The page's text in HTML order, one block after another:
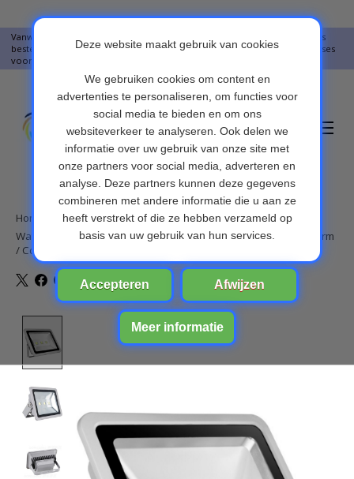
Vanwege vakantie worden er op moment geen pakketjes verstuurd. Alles
bestellingen vanaf 09-07-2026 word op 10-08-2026 verzonden. Onze excuses
voor het ongemak. Bedankt voor u begrip.
Verlanglijst
Home
Waterdichte IP65 150 W Led-schijnwerper LED Schijnwerper Warm
/ Cool White Buiten Verlichting Lamp reflector lichten
Product image slideshow Items